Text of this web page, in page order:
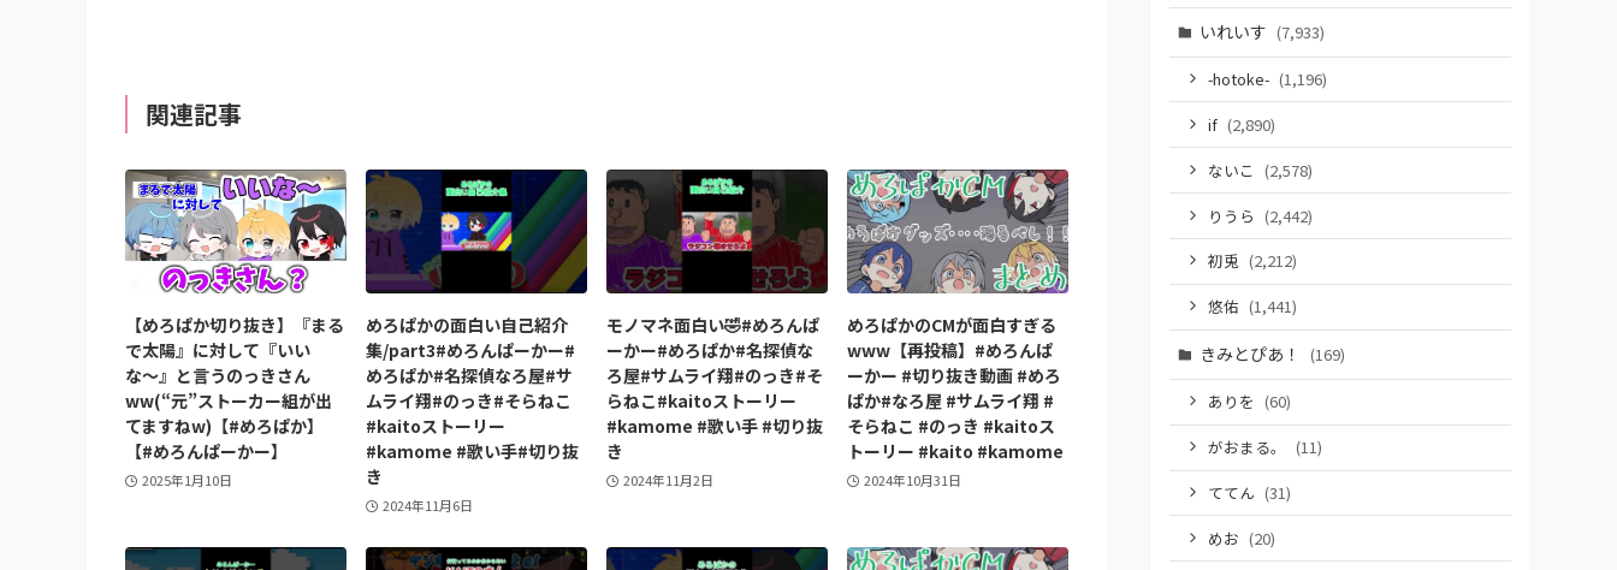
関連記事
【めろぱか切り抜き】『まる
で太陽』に対して『いい
な〜』と言うのっきさん
ww(“元”ストーカー組が出
てますねw)【#めろぱか】
【#めろんぱーかー】
2025年1月10日
めろぱかの面白い自己紹介
集/part3#めろんぱーかー#
めろぱか#名探偵なろ屋#サ
ムライ翔#のっき#そらねこ
#kaitoストーリー
#kamome #歌い手#切り抜
き
2024年11月6日
モノマネ面白い🤣#めろんぱ
ーかー#めろぱか#名探偵な
ろ屋#サムライ翔#のっき#そ
らねこ#kaitoストーリー
#kamome #歌い手 #切り抜
き
2024年11月2日
めろぱかのCMが面白すぎる
www【再投稿】#めろんぱ
ーかー #切り抜き動画 #めろ
ぱか#なろ屋 #サムライ翔 #
そらねこ #のっき #kaitoス
トーリー #kaito #kamome
2024年10月31日
いれいす (7,933)
-hotoke- (1,196)
if (2,890)
ないこ (2,578)
りうら (2,442)
初兎 (2,212)
悠佑 (1,441)
きみとぴあ！ (169)
ありを (60)
がおまる。
(11)
ててん (31)
めお (20)